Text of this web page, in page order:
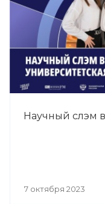
Научный слэм
7 октября 2023